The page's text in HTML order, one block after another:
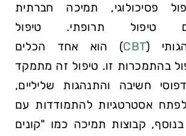
פסיכולוגי, תמיכה חברתית
טיפול תרופתי. טיפול
(
CBT) הוא אחד הכלים
בהתמכרות זו. טיפול זה מתמקד
דפוסי חשיבה והתנהגות שליליים,
אסטרטגיות להתמודדות עם
קבוצות תמיכה כמו "קונים